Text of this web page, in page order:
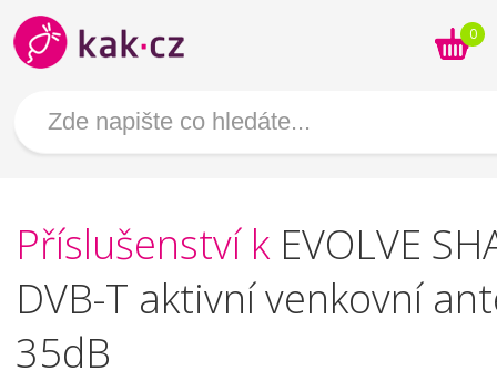
0
Příslušenství k EVOLVE
DVB-T aktivní venkovní
35dB